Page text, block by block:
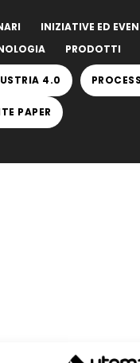
INIZIATIVE ED
PRODOTTI
4.0
PAPER